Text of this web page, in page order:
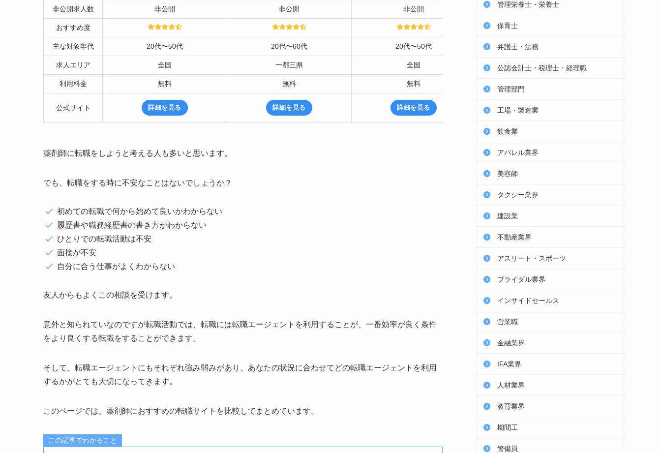
非公開求人数 非公開 非公開 非公開 非公開
おすすめ度
主な対象年代 20代〜50代 20代〜60代 20代〜50代 20代〜60代
求人エリア 全国 一都三県 全国 全国
利用料金 無料 無料 無料
公式サイト 詳細を見る 詳細を見る 詳細を見る 詳細を見る
薬剤師に転職をしようと考える人も多いと思います。
でも、転職をする時に不安なことはないでしょうか？
初めての転職で何から始めて良いかわからない
履歴書や職務経歴書の書き方がわからない
ひとりでの転職活動は不安
面接が不安
自分に合う仕事がよくわからない
友人からもよくこの相談を受けます。
意外と知られていなのですが転職活動では、転職には転職エージェントを利用することが、一番効率が良く条件
をより良くする転職をすることができます。
そして、転職エージェントにもそれぞれ強み弱みがあり、あなたの状況に合わせてどの転職エージェントを利用
するかがとても大切になってきます。
このページでは、薬剤師におすすめの転職サイトを比較してまとめています。
この記事でわかること
管理栄養士・栄養士
保育士
弁護士・法務
公認会計士・税理士・経理職
管理部門
工場・製造業
飲食業
アパレル業界
美容師
タクシー業界
建設業
不動産業界
アスリート・スポーツ
ブライダル業界
インサイドセールス
営業職
金融業界
IFA業界
人材業界
教育業界
期間工
警備員